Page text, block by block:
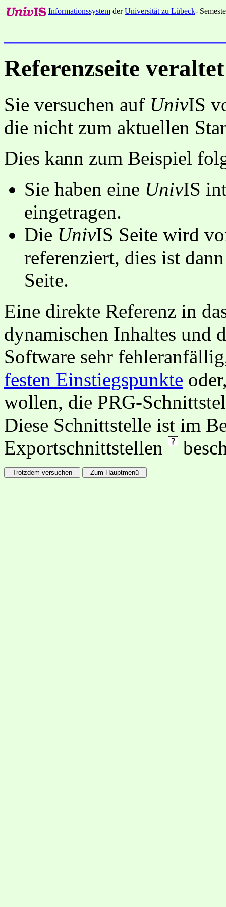
Informationssystem derUniversität zu Lübeck-
Referenzseite veraltet
Sie versuchen auf UnivIS
die nicht zum aktuellen
Dies kann zum Beispiel
Sie haben eine UnivIS
eingetragen.
Die UnivIS Seite wird
referenziert, dies ist
Seite.
Eine direkte Referenz in
dynamischen Inhaltes und
Software sehr
festen Einstiegspunkte
wollen, die PRG-
Diese Schnittstelle ist im
Exportschnittstellen